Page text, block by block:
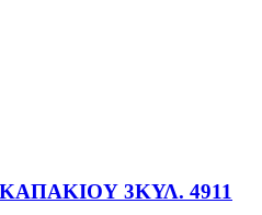
3ΚΥΛ. 4911